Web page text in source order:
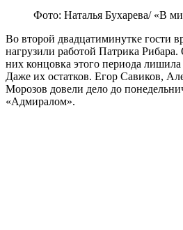
Фото: Наталья Бухарева/ «В
Во второй двадцатиминутке гости
нагрузили работой Патрика Рибара.
них концовка этого периода
Даже их остатков. Егор Савиков,
Морозов довели дело до
«Адмиралом».